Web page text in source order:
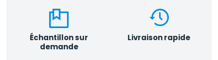
Échantillon sur
demande
Livraison rapide